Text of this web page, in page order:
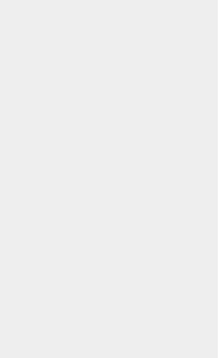
DÂY CHUYỀN LÀM
DÂY CHUYỀN LÀM